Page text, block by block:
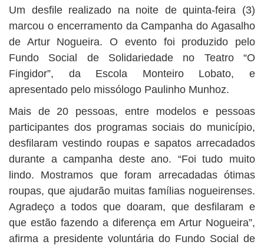
Um desfile realizado na noite de quinta-feira (3)
marcou o encerramento da Campanha do Agasalho
de Artur Nogueira. O evento foi produzido pelo
Fundo Social de Solidariedade no Teatro “O
Fingidor”, da Escola Monteiro Lobato, e
apresentado pelo missólogo Paulinho Munhoz.
Mais de 20 pessoas, entre modelos e pessoas
participantes dos programas sociais do município,
desfilaram vestindo roupas e sapatos arrecadados
durante a campanha deste ano. “Foi tudo muito
lindo. Mostramos que foram arrecadadas ótimas
roupas, que ajudarão muitas famílias nogueirenses.
Agradeço a todos que doaram, que desfilaram e
que estão fazendo a diferença em Artur Nogueira”,
afirma a presidente voluntária do Fundo Social de